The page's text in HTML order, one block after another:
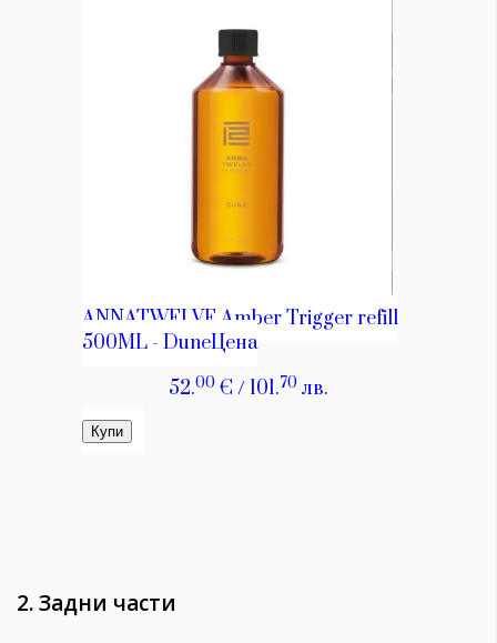
2. Зaдни чacти